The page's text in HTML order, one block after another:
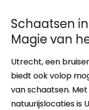
Schaatsen
Magie van
Utrecht, een
biedt ook volop
van schaatsen.
natuurijslocaties is